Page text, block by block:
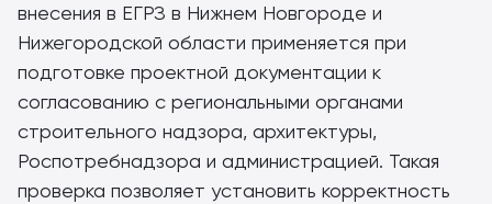
внесения в ЕГРЗ в Нижнем Новгороде и
Нижегородской области применяется при
подготовке проектной документации к
согласованию с региональными органами
строительного надзора, архитектуры,
Роспотребнадзора и администрацией. Такая
проверка позволяет установить корректность